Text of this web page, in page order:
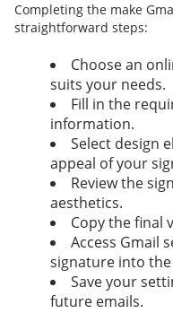
Completing the make
straightforward steps:
Choose an
suits your needs.
Fill in the
information.
Select design
appeal of your
Review the
aesthetics.
Copy the final
Access Gmail
signature into
Save your
future emails.